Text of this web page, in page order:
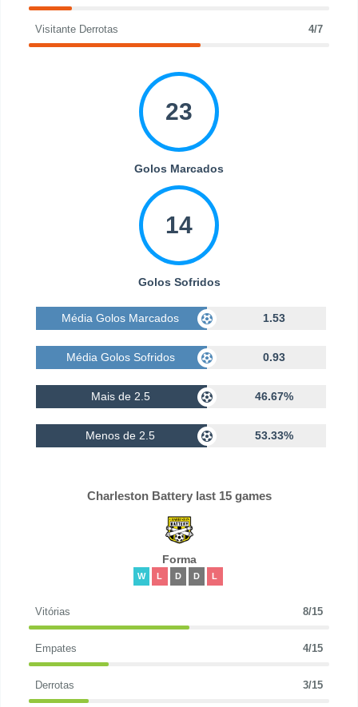
Visitante Derrotas 4/7
23
Golos Marcados
14
Golos Sofridos
Média Golos Marcados 1.53
Média Golos Sofridos 0.93
Mais de 2.5 46.67%
Menos de 2.5 53.33%
Charleston Battery last 15 games
Forma
W L D D L
Vitórias 8/15
Empates 4/15
Derrotas 3/15